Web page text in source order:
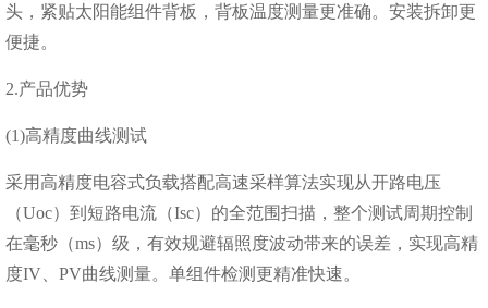
头，紧贴太阳能组件背板，背板温度测量更准确。安装拆卸更
便捷。
2.产品优势
(1)⾼精度曲线测试
采用高精度电容式负载搭配高速采样算法实现从开路电压
（Uoc）到短路电流（Isc）的全范围扫描，整个测试周期控制
在毫秒（ms）级，有效规避辐照度波动带来的误差，实现高精
度IV、PV曲线测量。单组件检测更精准快速。